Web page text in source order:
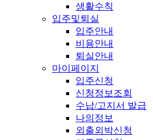
생활수칙
입주및퇴실
입주안내
비용안내
퇴실안내
마이페이지
입주신청
신청정보조회
수납/고지서 발급
나의정보
외출외박신청